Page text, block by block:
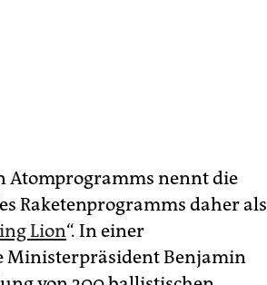
Atomprogramms nennt die
Raketenprogramms daher als
Lion“. In einer
Ministerpräsident Benjamin